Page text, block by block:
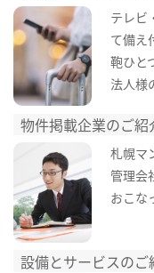
テレビ
て備え
鞄ひと
法人様
物件掲載企業のご紹
札幌マ
管理会
おこな
設備とサービスのご